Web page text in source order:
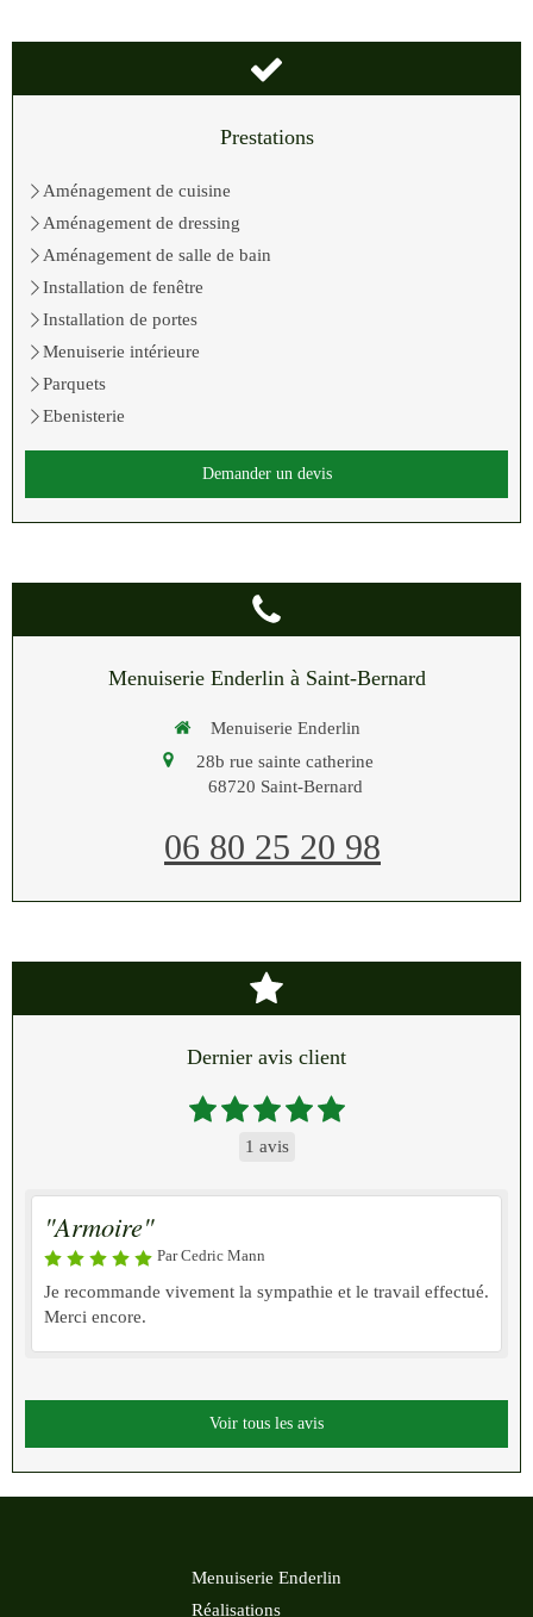
Prestations
Aménagement de cuisine
Aménagement de dressing
Aménagement de salle de bain
Installation de fenêtre
Installation de portes
Menuiserie intérieure
Parquets
Ebenisterie
Demander un devis
Menuiserie Enderlin à Saint-Bernard
Menuiserie Enderlin
28b rue sainte catherine
68720 Saint-Bernard
06 80 25 20 98
Dernier avis client
1 avis
"Armoire"
Par Cedric Mann
Je recommande vivement la sympathie et le travail effectué.
Merci encore.
Voir tous les avis
Menuiserie Enderlin
Réalisations